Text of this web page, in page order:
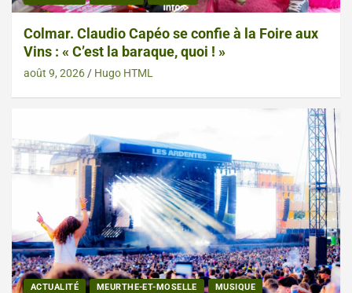
Colmar. Claudio Capéo se confie à la Foire aux
Vins : « C’est la baraque, quoi ! »
août 9, 2026 Hugo HTML
ACTUALITÉ MEURTHE-ET-MOSELLE MUSIQUE